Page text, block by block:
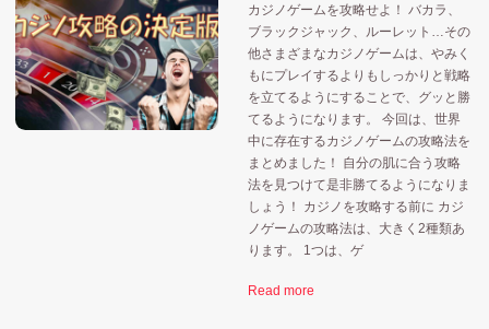
カジノゲームを攻略せよ！ バカラ、
ブラックジャック、ルーレット…その
他さまざまなカジノゲームは、やみく
もにプレイするよりもしっかりと戦略
を立てるようにすることで、グッと勝
てるようになります。 今回は、世界
中に存在するカジノゲームの攻略法を
まとめました！ 自分の肌に合う攻略
法を見つけて是非勝てるようになりま
しょう！ カジノを攻略する前に カジ
ノゲームの攻略法は、大きく2種類あ
ります。 1つは、ゲ
Read more